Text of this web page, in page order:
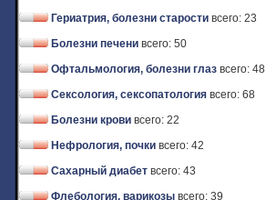
Гериатрия, болезни старости всего: 23
Болезни печени всего: 50
Офтальмология, болезни глаз всего: 48
Сексология, сексопатология всего: 68
Болезни крови всего: 22
Нефрология, почки всего: 42
Сахарный диабет всего: 43
Флебология, варикозы всего: 39